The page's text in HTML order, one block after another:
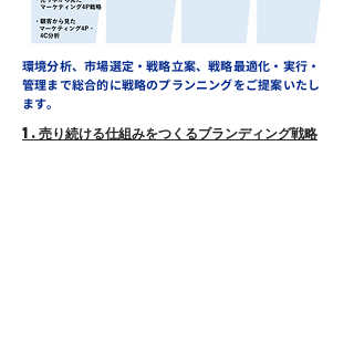
環境分析、市場選定・戦略立案、戦略最適化・実行・
管理まで総合的に戦略のプランニングをご提案いたし
ます。
1.売り続ける仕組みをつくるブランディング戦略